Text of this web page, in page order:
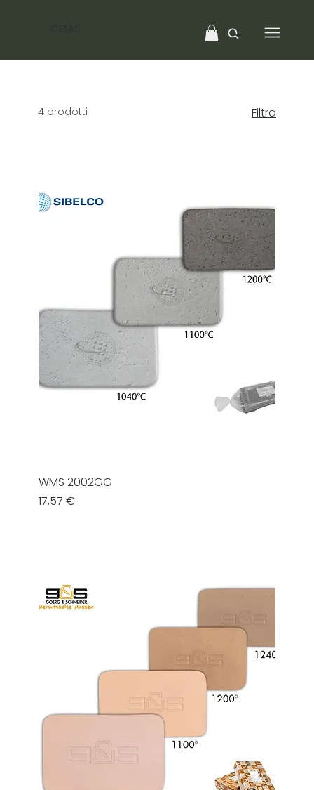
4 prodotti Filtra
WMS 2002GG
Prezzo
17,57 €